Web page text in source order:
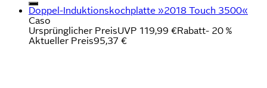
Doppel-Induktionskochplatte »2018 Touch 3500«
Caso
Ursprünglicher PreisUVP 119,99 €Rabatt- 20 %
Aktueller Preis95,37 €